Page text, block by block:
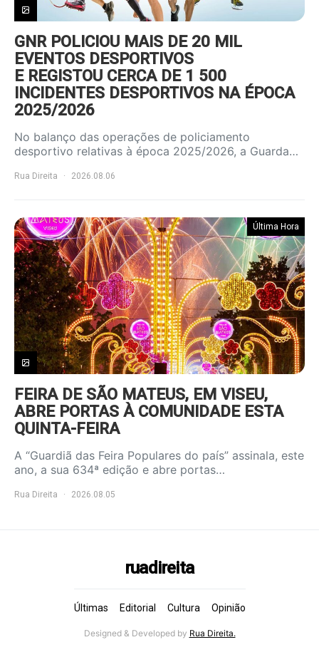
GNR POLICIOU MAIS DE 20 MIL
EVENTOS DESPORTIVOS
E REGISTOU CERCA DE 1 500
INCIDENTES DESPORTIVOS NA ÉPOCA
2025/2026
No balanço das operações de policiamento
desportivo relativas à época 2025/2026, a Guarda…
Rua Direita 2026.08.06
Última Hora
FEIRA DE SÃO MATEUS, EM VISEU,
ABRE PORTAS À COMUNIDADE ESTA
QUINTA-FEIRA
A “Guardiã das Feira Populares do país” assinala, este
ano, a sua 634ª edição e abre portas…
Rua Direita 2026.08.05
ruadireita
Últimas Editorial Cultura Opinião
Designed & Developed by Rua Direita.